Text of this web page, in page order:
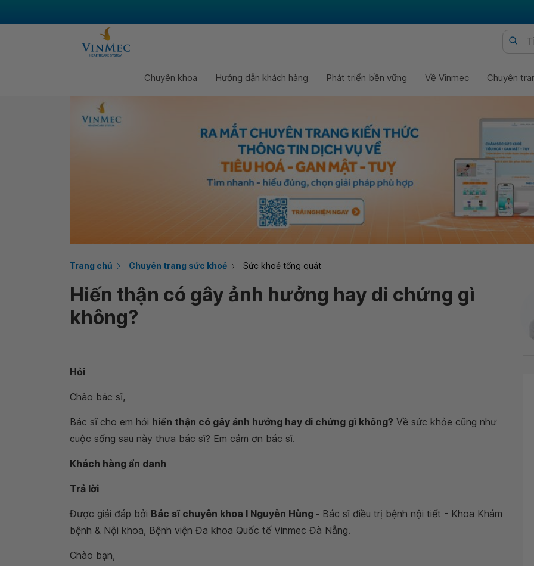
Chuyên khoa Hướng dẫn khách hàng Phát triển bền vững Về Vinmec Chuyên
Trang chủ Chuyên trang sức khoẻ Sức khoẻ tổng quát
Hiến thận có gây ảnh hưởng hay di chứng gì
không?
Hỏi
Chào bác sĩ,
Bác sĩ cho em hỏi hiến thận có gây ảnh hưởng hay di chứng gì không? Về sức khỏe cũng như
cuộc sống sau này thưa bác sĩ? Em cảm ơn bác sĩ.
Khách hàng ẩn danh
Trả lời
Được giải đáp bởi Bác sĩ chuyên khoa I Nguyễn Hùng - Bác sĩ điều trị bệnh nội tiết - Khoa Khám
bệnh & Nội khoa, Bệnh viện Đa khoa Quốc tế Vinmec Đà Nẵng.
Chào bạn,